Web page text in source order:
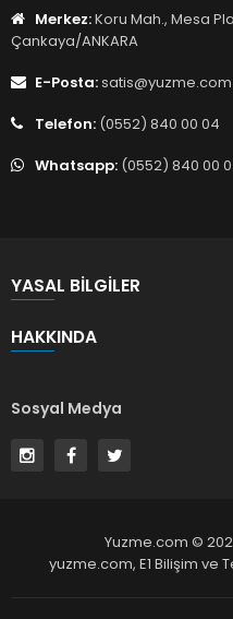
Merkez:Koru Mah., Mesa
Çankaya/ANKARA
E-Posta:satis@yuzme.com
Telefon: (0552) 840 00 04
Whatsapp: (0552) 840 00
YASAL BILGILER
HAKKINDA
Sosyal Medya
Yuzme.com ©
yuzme.com, E1 Bilişim ve